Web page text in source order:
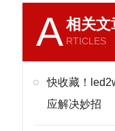
A相关文
RTICLES
快收藏！
应解决妙招